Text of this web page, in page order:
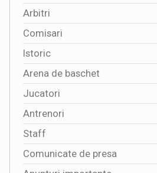
Arbitri
Comisari
Istoric
Arena de baschet
Jucatori
Antrenori
Staff
Comunicate de presa